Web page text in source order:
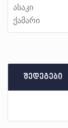
ასაკი
ქამარი
შედეგები